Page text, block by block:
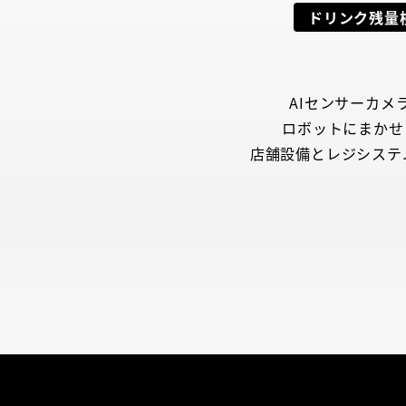
ドリンク残量
AIセンサーカメ
ロボットにまか
店舗設備とレジシス